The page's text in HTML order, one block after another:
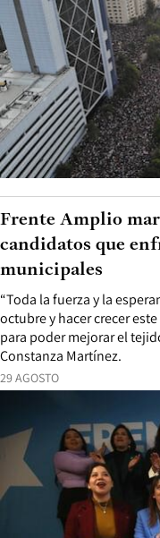
29 AGOSTO
“Toda la fuerza y la
octubre y hacer crecer
para poder mejorar el
Constanza Martínez.
Frente Amplio
candidatos que
municipales